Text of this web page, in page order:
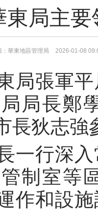
東局主
：華東地區管理局 2026-01-08
張軍平
局長鄭
長狄志強
行深入
制室等
作和設